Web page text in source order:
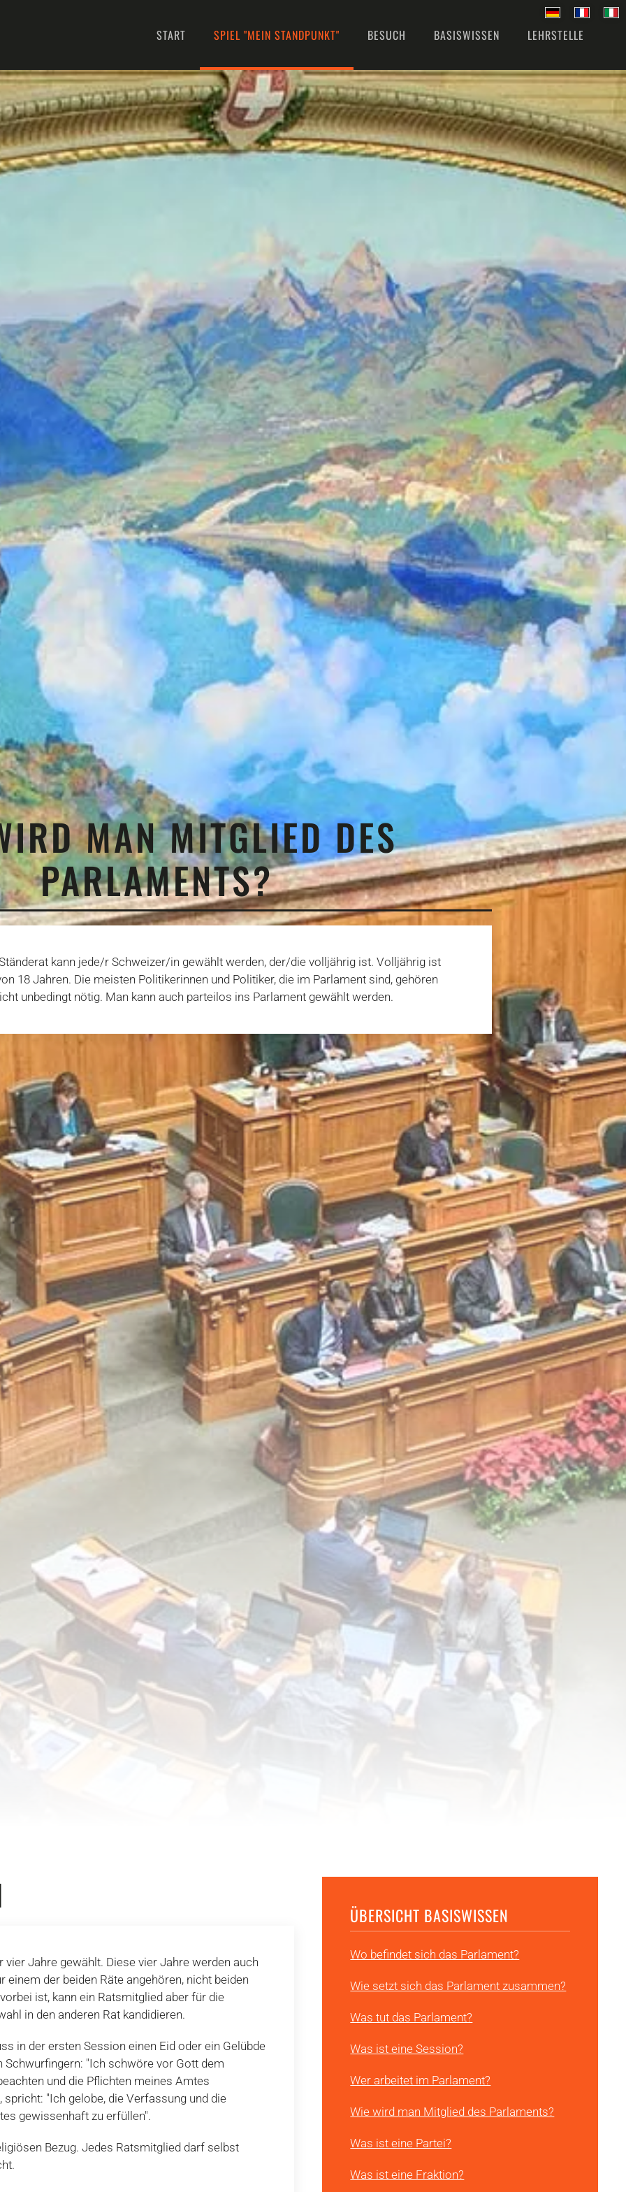
START SPIEL "MEIN STANDPUNKT" BESUCH BASISWISSEN LEHRSTELLE
MAN MITGLIED DES
PARLAMENTS?
kann jede/r Schweizer/in gewählt werden, der/die volljährig ist. Volljährig ist
18 Jahren. Die meisten Politikerinnen und Politiker, die im Parlament sind, gehören
unbedingt nötig. Man kann auch parteilos ins Parlament gewählt werden.
Jahre gewählt. Diese vier Jahre werden auch
der beiden Räte angehören, nicht beiden
ist, kann ein Ratsmitglied aber für die
in den anderen Rat kandidieren.
in der ersten Session einen Eid oder ein Gelübde
Schwurfingern: "Ich schwöre vor Gott dem
und die Pflichten meines Amtes
"Ich gelobe, die Verfassung und die
gewissenhaft zu erfüllen".
Bezug. Jedes Ratsmitglied darf selbst
ÜBERSICHT BASISWISSEN
Wo befindet sich das Parlament?
Wie setzt sich das Parlament zusammen?
Was tut das Parlament?
Was ist eine Session?
Wer arbeitet im Parlament?
Wie wird man Mitglied des Parlaments?
Was ist eine Partei?
Was ist eine Fraktion?